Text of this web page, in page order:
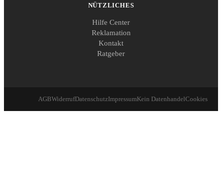
NÜTZLICHES
Hilfe Center
Reklamation
Kontakt
Ratgeber
AGBWiderrufDatenschutzImpressumKein DatenhandelCookies